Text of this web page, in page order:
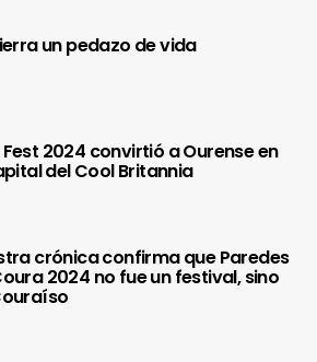
un pedazo de vida
Fest 2024 convirtió a Ourense en
del Cool Britannia
crónica confirma que Paredes
2024 no fue un festival, sino